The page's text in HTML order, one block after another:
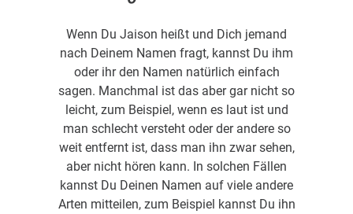
Wenn Du Jaison heißt und Dich jemand
nach Deinem Namen fragt, kannst Du ihm
oder ihr den Namen natürlich einfach
sagen. Manchmal ist das aber gar nicht so
leicht, zum Beispiel, wenn es laut ist und
man schlecht versteht oder der andere so
weit entfernt ist, dass man ihn zwar sehen,
aber nicht hören kann. In solchen Fällen
kannst Du Deinen Namen auf viele andere
Arten mitteilen, zum Beispiel kannst Du ihn